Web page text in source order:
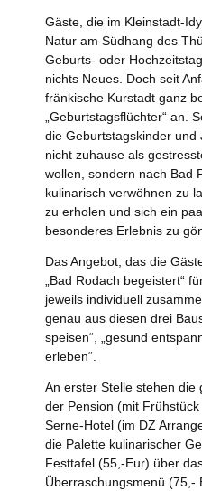
Gäste, die im Kleinstadt-
Natur am Südhang des
Geburts- oder
nichts Neues. Doch seit
fränkische Kurstadt ganz
„Geburtstagsflüchter“ an.
die Geburtstagskinder und
nicht zuhause als
wollen, sondern nach Bad
kulinarisch verwöhnen zu
zu erholen und sich ein
besonderes Erlebnis zu
Das Angebot, das die
„Bad Rodach begeistert“
jeweils individuell
genau aus diesen drei
speisen“, „gesund
erleben“.
An erster Stelle stehen die
der Pension (mit
Serne-Hotel (im DZ
die Palette kulinarischer
Festtafel (55,-Eur) über
Überraschungsmenü (75,-